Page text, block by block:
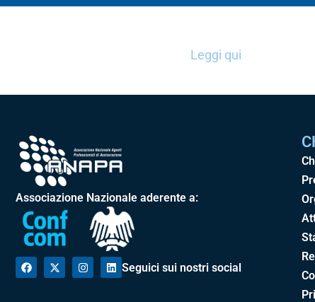
Leggi qui
Associazione Nazionale aderente a:
Seguici sui nostri social